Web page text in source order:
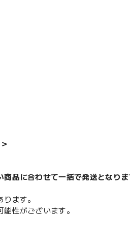
品に合わせて一括で発送となりま
ます。
性がございます。